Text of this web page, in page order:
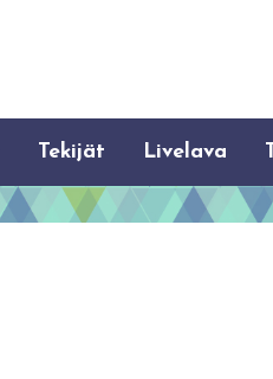
Tekijät Livelava